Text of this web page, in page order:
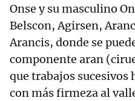
Onse y su masculino
Belscon, Agirsen,
Arancis, donde se
componente aran
que trabajos sucesivos
con más firmeza al